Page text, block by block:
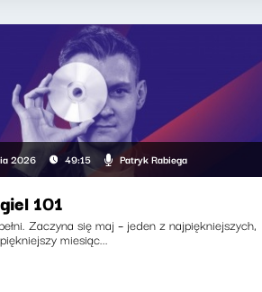
2026 49:15 Patryk Rabiega
101
Zaczyna się maj – jeden z najpiękniejszych,
miesiąc...